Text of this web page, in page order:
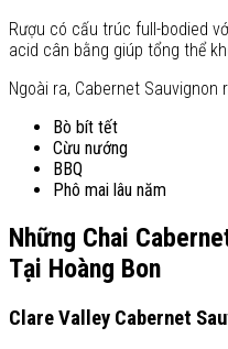
Rượu có cấu trúc full-bodied
acid cân bằng giúp tổng thể
Ngoài ra, Cabernet Sauvignon
Bò bít tết
Cừu nướng
BBQ
Phô mai lâu năm
Những Chai
Tại Hoàng Bon
Clare Valley Cabernet